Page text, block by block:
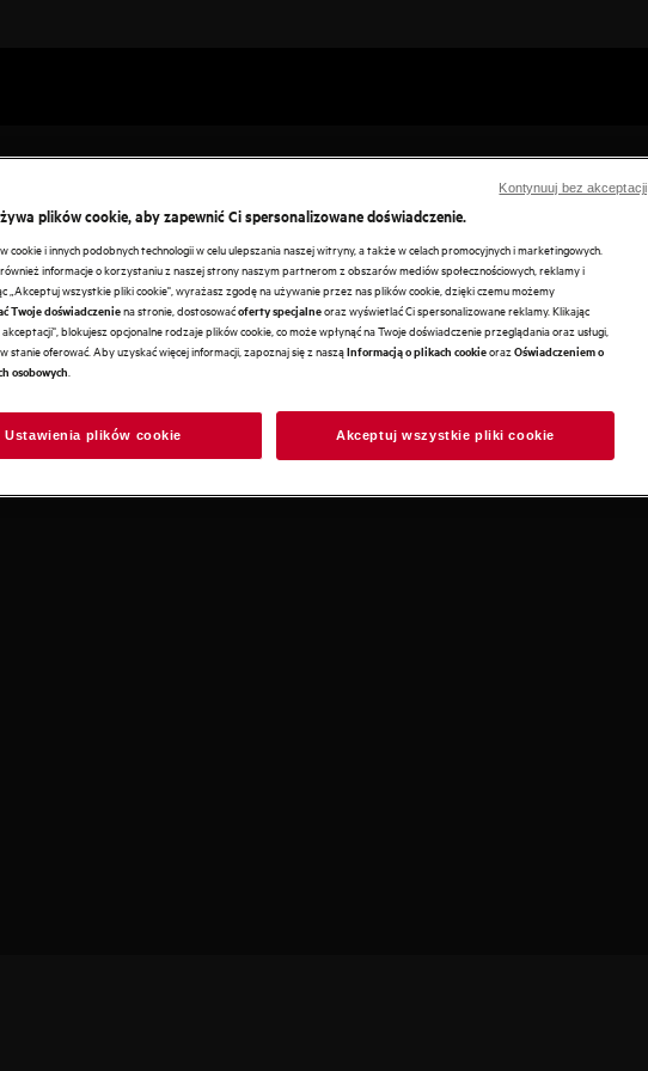
i soczyste. Gotując na
jakości w swoim domu.
plików cookie, aby zapewnić Ci spersonalizowane doświadczenie.
cookie i innych podobnych technologii w celu ulepszania naszej witryny, a także w celach promocyjnych i marketingowych.
informacje o korzystaniu z naszej strony naszym partnerom z obszarów mediów społecznościowych, reklamy i
„Akceptuj wszystkie pliki cookie", wyrażasz zgodę na używanie przez nas plików cookie, dzięki czemu możemy
Twoje doświadczeniena stronie, dostosowaćoferty specjalneoraz wyświetlać Ci spersonalizowane reklamy. Klikając
akceptacji", blokujesz opcjonalne rodzaje plików cookie, co może wpłynąć na Twoje doświadczenie przeglądania oraz usługi,
stanie oferować. Aby uzyskać więcej informacji, zapoznaj się z nasząInformacją o plikach cookieoraz Oświadczeniem o
osobowych
Ustawienia plików cookie Akceptuj wszystkie pliki cookie
Kontynuuj bez akceptacji